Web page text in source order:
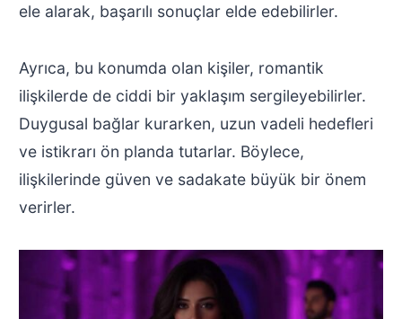
ele alarak, başarılı sonuçlar elde edebilirler.
Ayrıca, bu konumda olan kişiler, romantik
ilişkilerde de ciddi bir yaklaşım sergileyebilirler.
Duygusal bağlar kurarken, uzun vadeli hedefleri
ve istikrarı ön planda tutarlar. Böylece,
ilişkilerinde güven ve sadakate büyük bir önem
verirler.